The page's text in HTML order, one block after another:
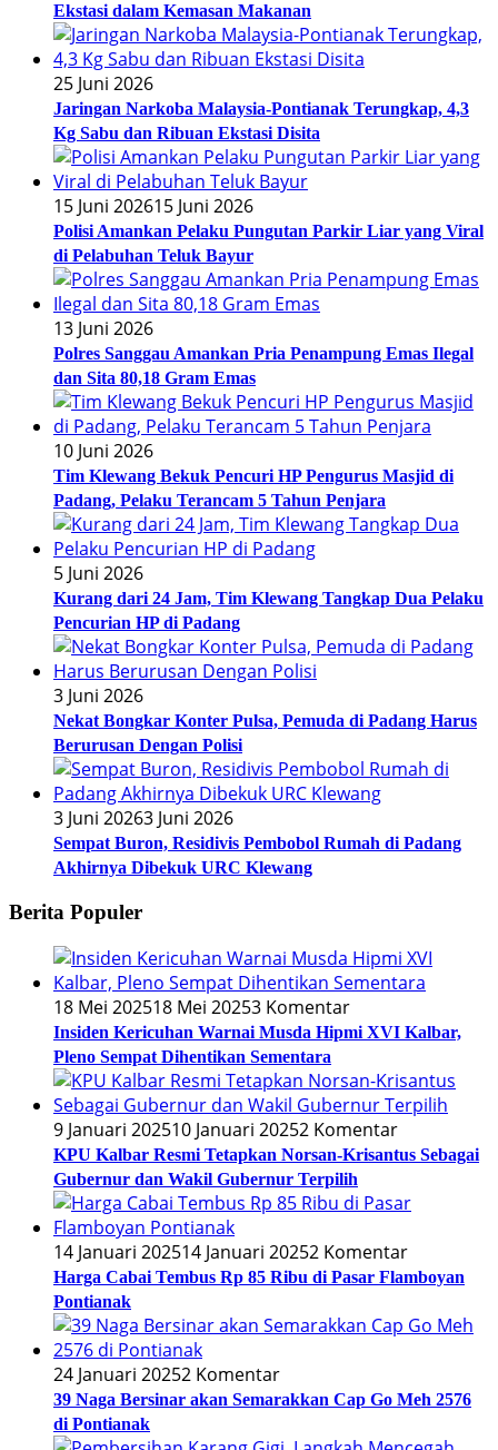
Ekstasi dalam Kemasan Makanan
25 Juni 2026
Jaringan Narkoba Malaysia-Pontianak Terungkap, 4,3
Kg Sabu dan Ribuan Ekstasi Disita
15 Juni 202615 Juni 2026
Polisi Amankan Pelaku Pungutan Parkir Liar yang Viral
di Pelabuhan Teluk Bayur
13 Juni 2026
Polres Sanggau Amankan Pria Penampung Emas Ilegal
dan Sita 80,18 Gram Emas
10 Juni 2026
Tim Klewang Bekuk Pencuri HP Pengurus Masjid di
Padang, Pelaku Terancam 5 Tahun Penjara
5 Juni 2026
Kurang dari 24 Jam, Tim Klewang Tangkap Dua Pelaku
Pencurian HP di Padang
3 Juni 2026
Nekat Bongkar Konter Pulsa, Pemuda di Padang Harus
Berurusan Dengan Polisi
3 Juni 20263 Juni 2026
Sempat Buron, Residivis Pembobol Rumah di Padang
Akhirnya Dibekuk URC Klewang
Berita Populer
18 Mei 202518 Mei 20253 Komentar
Insiden Kericuhan Warnai Musda Hipmi XVI Kalbar,
Pleno Sempat Dihentikan Sementara
9 Januari 202510 Januari 20252 Komentar
KPU Kalbar Resmi Tetapkan Norsan-Krisantus Sebagai
Gubernur dan Wakil Gubernur Terpilih
14 Januari 202514 Januari 20252 Komentar
Harga Cabai Tembus Rp 85 Ribu di Pasar Flamboyan
Pontianak
24 Januari 20252 Komentar
39 Naga Bersinar akan Semarakkan Cap Go Meh 2576
di Pontianak